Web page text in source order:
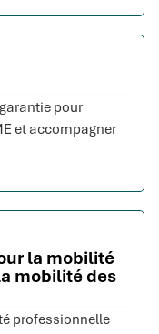
pour
et accompagner
la mobilité
mobilité des
professionnelle